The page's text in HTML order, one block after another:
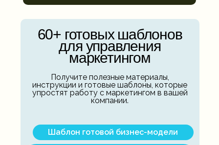
60+ готовых шаблонов
для управления
маркетингом
Получите полезные материалы,
инструкции и готовые шаблоны, которые
упростят работу с маркетингом в вашей
компании.
Шаблон готовой бизнес-модели